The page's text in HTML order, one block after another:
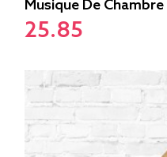
Musique De Chambre
25.85